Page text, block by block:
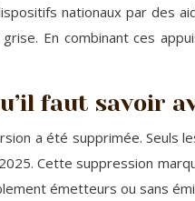
nationaux par des
En combinant ces
faut savoir
a été supprimée.
Cette suppression
émetteurs ou sans